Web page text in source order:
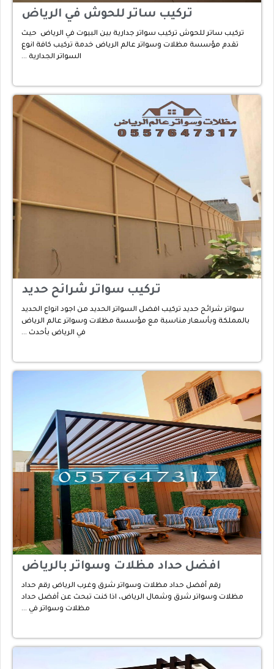
تركيب ساتر للحوش في الرياض
تركيب ساتر للحوش تركيب سواتر جدارية بين البيوت في الرياض حيث
تقدم مؤسسة مظلات وسواتر عالم الرياض خدمة تركيب كافة انوع
السواتر الجدارية …
تركيب سواتر شرائح حديد
سواتر شرائح حديد تركيب افضل السواتر الحديد من اجود انواع الحديد
بالمملكة وبأسعار مناسبة مع مؤسسة مظلات وسواتر عالم الرياض
في الرياض بأحدث …
افضل حداد مظلات وسواتر بالرياض
رقم أفضل حداد مظلات وسواتر شرق وغرب الرياض رقم حداد
مظلات وسواتر شرق وشمال الرياض، اذا كنت تبحث عن أفضل حداد
مظلات وسواتر في …